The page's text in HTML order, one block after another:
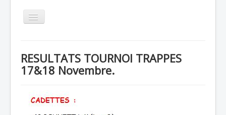
JUDO
JU JITSU
TAÏSO
Produits divers
RESULTATS TOURNOI TRAPPES
17&18 Novembre.